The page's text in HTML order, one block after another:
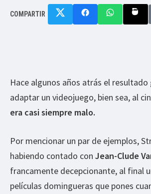
COMPARTIR
Hace algunos años atrás el resultado
adaptar un videojuego, bien sea, al
era casi siempre malo.
Por mencionar un par de ejemplos,
habiendo contado con Jean-Clude
francamente decepcionante, al final
películas domingueras que pones